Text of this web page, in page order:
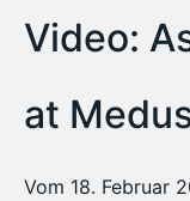
Video:
at
Vom 18. Februar